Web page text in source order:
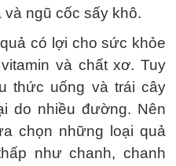
ngũ cốc sấy khô.
có lợi cho sức khỏe
và chất xơ. Tuy
thức uống và trái cây
do nhiều đường. Nên
chọn những loại quả
như chanh, chanh